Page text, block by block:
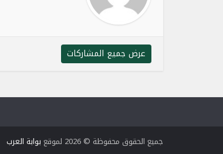
عرض جميع المشاركات
جميع الحقوق محفوظة © 2026 لموقع بوابة العرب